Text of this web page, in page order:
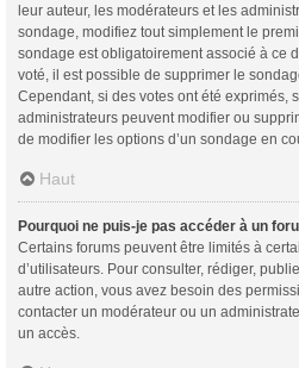
leur auteur, les modérateurs et les
sondage, modifiez tout simplement le
sondage est obligatoirement associé à ce
voté, il est possible de supprimer le
Cependant, si des votes ont été exprimés,
administrateurs peuvent modifier ou
de modifier les options d’un sondage en
Haut
Pourquoi ne puis-je pas accéder à un
Certains forums peuvent être limités à
d’utilisateurs. Pour consulter, rédiger,
autre action, vous avez besoin des
contacter un modérateur ou un
un accès.